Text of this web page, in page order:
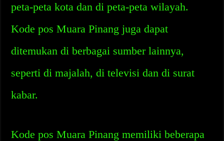
peta-peta kota dan di peta-peta wilayah.
Kode pos Muara Pinang juga dapat
ditemukan di berbagai sumber lainnya,
seperti di majalah, di televisi dan di surat
kabar.
Kode pos Muara Pinang memiliki beberapa